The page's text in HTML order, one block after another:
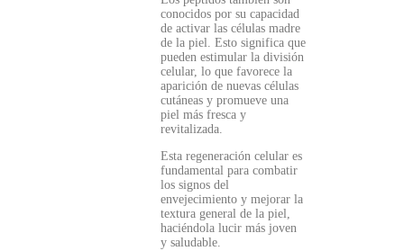
conocidos por su capacidad
de activar las células madre
de la piel. Esto significa que
pueden estimular la división
celular, lo que favorece la
aparición de nuevas células
cutáneas y promueve una
piel más fresca y
revitalizada.
Esta regeneración celular es
fundamental para combatir
los signos del
envejecimiento y mejorar la
textura general de la piel,
haciéndola lucir más joven
y saludable.